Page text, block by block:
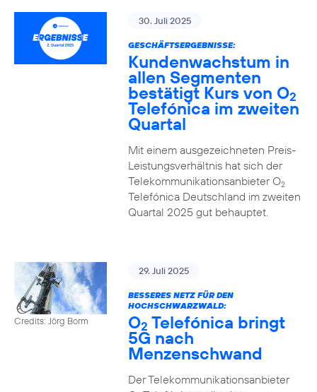
30. Juli 2025
GESCHÄFTSERGEBNISSE:
Kundenwachstum in
allen Segmenten
bestätigt Kurs von O2
Telefónica im zweiten
Quartal
Mit einem ausgezeichneten Preis-
Leistungsverhältnis hat sich der
Telekommunikationsanbieter O2
Telefónica Deutschland im zweiten
Quartal 2025 gut behauptet.
Credits: Jörg Borm
29. Juli 2025
BESSERES NETZ FÜR DEN
HOCHSCHWARZWALD:
O2 Telefónica bringt
5G nach
Menzenschwand
Der Telekommunikationsanbieter